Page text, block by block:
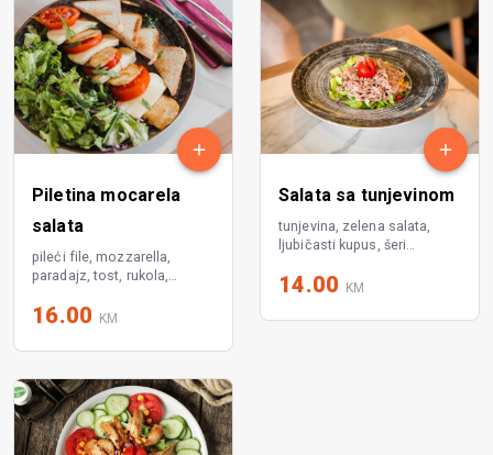
Piletina mocarela
salata
pileći file, mozzarella,
paradajz, tost, rukola,
16.00 KM
Salata sa tunjevinom
tunjevina, zelena salata,
ljubičasti kupus, šeri
kukuruz šećerac, dresing
14.00 KM